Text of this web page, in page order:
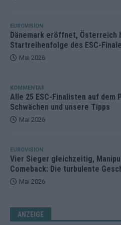
EUROVISION
Dänemark eröffnet, Österreich
Startreihenfolge des ESC-
Mai 2026
KOMMENTAR
Alle 25 ESC-Finalisten auf dem
Schwächen und unsere Tipps
Mai 2026
EUROVISION
Vier Sieger gleichzeitig,
Comeback: Die turbulente
Mai 2026
ANZEIGE